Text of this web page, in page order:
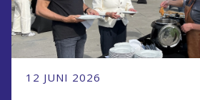
12 JUNI 2026